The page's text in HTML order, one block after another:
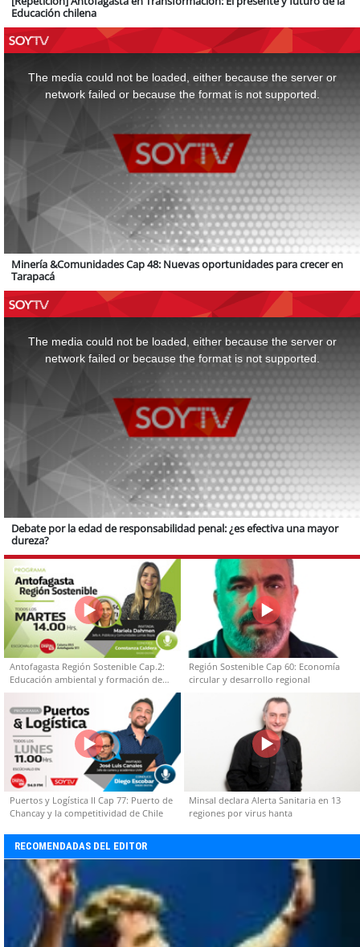
Educación chilena
The media could not be loaded, either because the server or
network failed or because the format is not supported.
Minería &Comunidades Cap 48: Nuevas oportunidades para crecer en
Tarapacá
The media could not be loaded, either because the server or
network failed or because the format is not supported.
Debate por la edad de responsabilidad penal: ¿es efectiva una mayor
dureza?
Antofagasta Región Sostenible Cap.2:
Educación ambiental y formación de
capacidades técnicas
Región Sostenible Cap 60: Economía
circular y desarrollo regional
Puertos y Logística II Cap 77: Puerto de
Chancay y la competitividad de Chile
Minsal declara Alerta Sanitaria en 13
regiones por virus hanta
RECOMENDADAS DEL EDITOR